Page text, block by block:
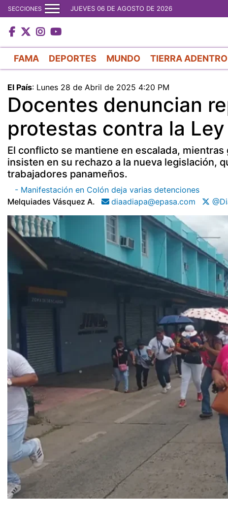
SECCIONES JUEVES 06 DE AGOSTO DE 2026
FAMA DEPORTES MUNDO TIERRA ADENTRO
El País: Lunes 28 de Abril de 2025 4:20 PM
Docentes denuncian
protestas contra la
El conflicto se mantiene en escalada,
insisten en su rechazo a la nueva legislación,
trabajadores panameños.
- Manifestación en Colón deja varias detenciones
Melquiades Vásquez A.
diaadiapa@epasa.com